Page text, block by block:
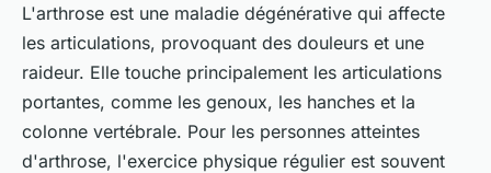
L'arthrose est une maladie dégénérative qui affecte
les articulations, provoquant des douleurs et une
raideur. Elle touche principalement les articulations
portantes, comme les genoux, les hanches et la
colonne vertébrale. Pour les personnes atteintes
d'arthrose, l'exercice physique régulier est souvent